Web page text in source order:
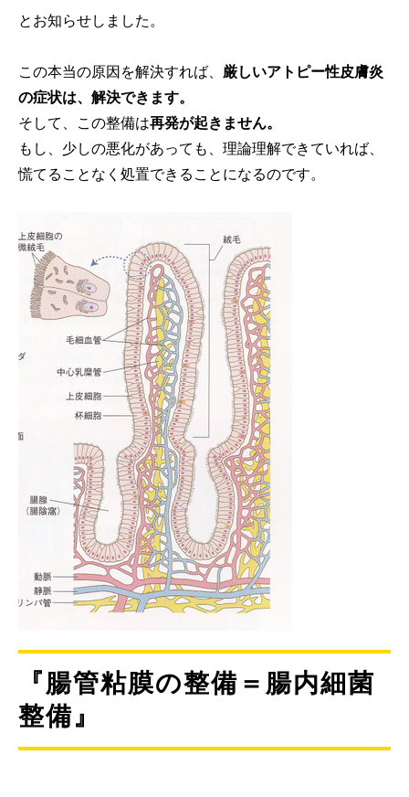
とお知らせしました。
この本当の原因を解決すれば、 厳しいアトピー性皮膚炎
の症状は、解決できます。
そして、この整備は再発が起きません。
もし、少しの悪化があっても、理論理解できていれば、
慌てることなく処置できることになるのです。
『腸管粘膜の整備＝腸内細菌
整備』